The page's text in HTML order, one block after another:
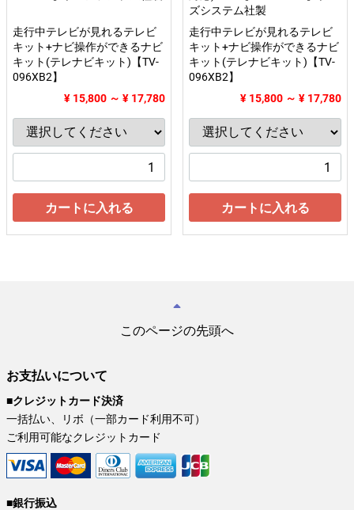
走行中テレビが見れるテレビ
キット+ナビ操作ができるナビ
キット(テレナビキット)【TV-
096XB2】
¥ 15,800 ～ ¥ 17,780
カートに入れる
ズシステム社製
走行中テレビが見れるテレビ
キット+ナビ操作ができるナビ
キット(テレナビキット)【TV-
096XB2】
¥ 15,800 ～ ¥ 17,780
カートに入れる
このページの先頭へ
お支払いについて
■クレジットカード決済
一括払い、リボ（一部カード利用不可）
ご利用可能なクレジットカード
■銀行振込